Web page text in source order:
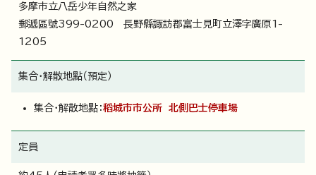
多摩市立八岳少年自然之家
郵遞區號399-0200 長野縣諏訪郡富士見町立澤字廣原1-
1205
集合・解散地點（預定）
集合・解散地點：稻城市市公所 北側巴士停車場
定員